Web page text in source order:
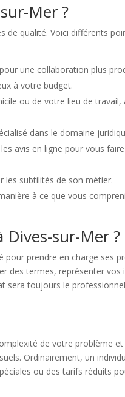
Mer ?
de qualité. Voici différents
une collaboration plus
à votre budget.
ou de votre lieu de travail,
dans le domaine
avis en ligne pour vous
les subtilités de son métier.
à ce que vous
Dives-sur-Mer ?
pour prendre en charge ses
termes, représenter vos
toujours le
de votre problème
Ordinairement, un
ou des tarifs réduits